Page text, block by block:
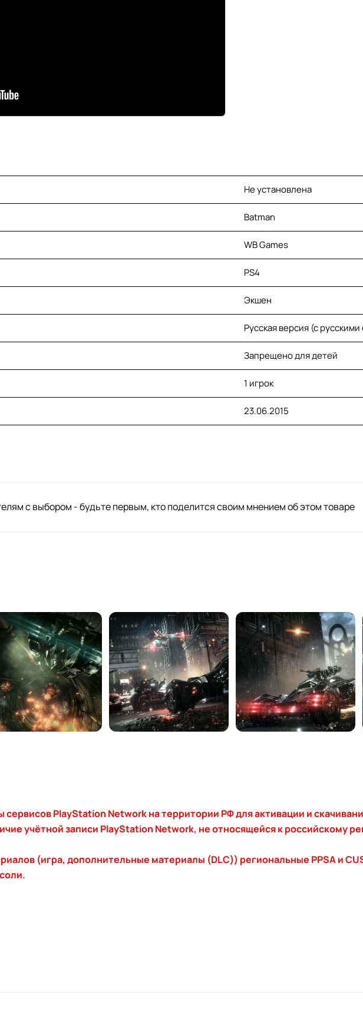
Не установлена
Batman
WB Games
PS4
Экшен
Русская версия (с
Запрещено для детей
1 игрок
23.06.2015
с выбором - будьте первым, кто поделится своим мнением об этом товаре
сервисов PlayStation Network на территории РФ для активации и
учётной записи PlayStation Network, не относящейся к российскому
(игра, дополнительные материалы (DLC)) региональные PPSA и